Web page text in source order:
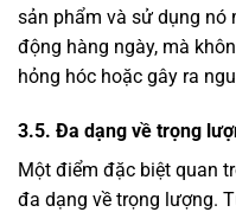
sản phẩm và sử dụng nó
động hàng ngày, mà
hỏng hóc hoặc gây ra
3.5. Đa dạng về trọng
Một điểm đặc biệt quan
đa dạng về trọng lượng.